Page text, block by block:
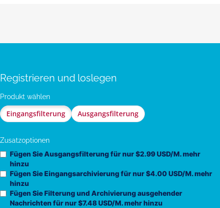
Registrieren und loslegen
Produkt wählen
Eingangsfilterung Ausgangsfilterung
Zusatzoptionen
Fügen Sie Ausgangsfilterung fürnur $2.99 USD/M. mehr
hinzu
Fügen Sie Eingangsarchivierung fürnur $4.00 USD/M. mehr
hinzu
Fügen Sie Filterung und Archivierung ausgehender
Nachrichten fürnur $7.48 USD/M. mehrhinzu